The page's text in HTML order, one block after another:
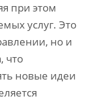
при этом
услуг. Это
но и
что
новые идеи